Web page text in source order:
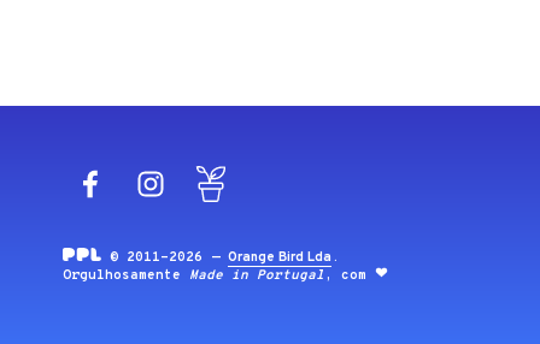
FacebookInstagram
© 2011-2026 —Orange Bird Lda .
Orgulhosamente Made in Portugal , com